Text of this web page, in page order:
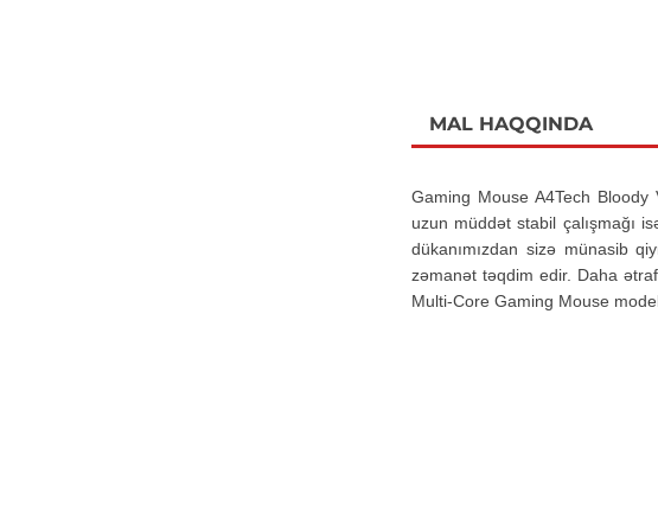
MAL HAQQINDA
Gaming Mouse A4Tech
uzun müddət stabil çalışmağı
dükanımızdan sizə münasib
zəmanət təqdim edir. Daha
Multi-Core Gaming Mouse